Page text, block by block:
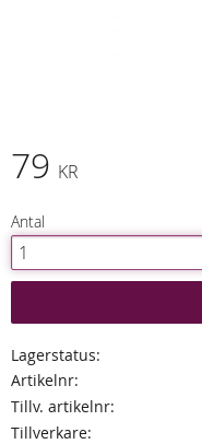
79 KR
Antal
Lagerstatus
Artikelnr
Tillv. artikelnr
Tillverkare